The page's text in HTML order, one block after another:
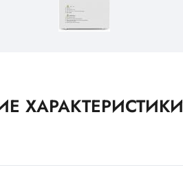
ХАРАКТЕРИСТИКИ